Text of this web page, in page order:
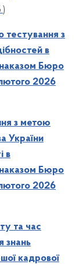
)
тестування з
в
Бюро
2026
з метою
України
в
Бюро
2026
та час
знань
кадрової